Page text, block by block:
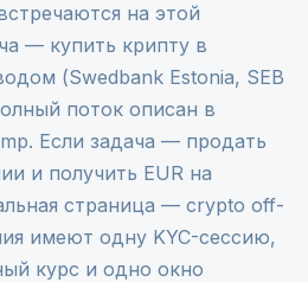
на этой
— купить крипту в
(Swedbank Estonia, SEB
поток описан в
. Если задача — продать
и получить EUR на
страница — crypto off-
имеют одну KYC-сессию,
курс и одно окно